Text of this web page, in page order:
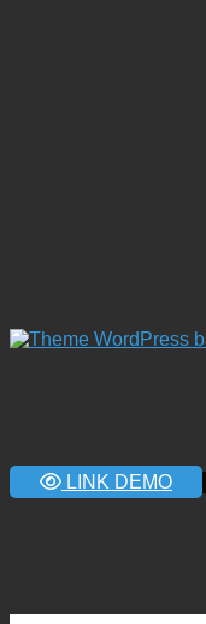
LINK DEMO